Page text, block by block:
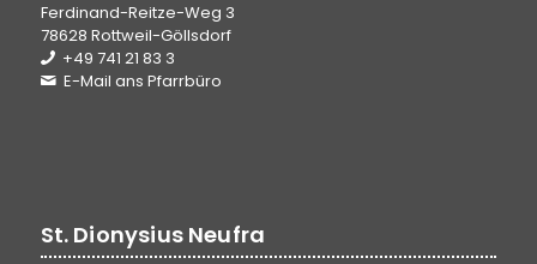
Ferdinand-Reitze-Weg 3
78628 Rottweil-Göllsdorf
+49 741 21 83 3
E-Mail ans Pfarrbüro
St. Dionysius Neufra